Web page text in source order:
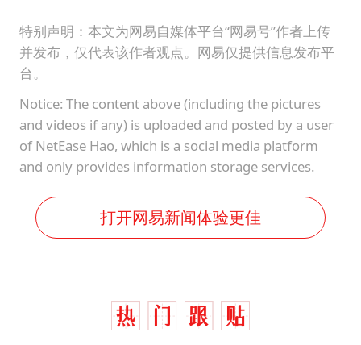
特别声明：本文为网易自媒体平台“网易号”作者上传
并发布，仅代表该作者观点。网易仅提供信息发布平
台。
Notice: The content above (including the pictures
and videos if any) is uploaded and posted by a user
of NetEase Hao, which is a social media platform
and only provides information storage services.
打开网易新闻体验更佳